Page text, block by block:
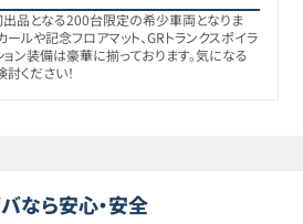
出品となる200台限定の希少車両となりま
ールや記念フロアマット、GRトランクスポイラ
ン装備は豪華に揃っております。気になる
ください！
なら安心・安全